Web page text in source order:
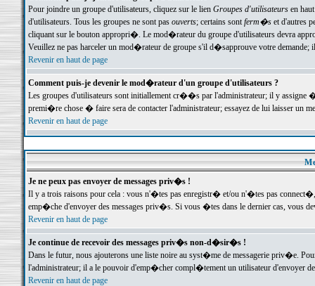
Pour joindre un groupe d'utilisateurs, cliquez sur le lien Groupes d'utilisateursen haut
d'utilisateurs. Tous les groupes ne sont pas ouverts; certains sontferm�set d'autres
cliquant sur le bouton appropri�. Le mod�rateur du groupe d'utilisateurs devra
Veuillez ne pas harceler un mod�rateur de groupe s'il d�sapprouve votre demande;
Revenir en haut de page
Comment puis-je devenir le mod�rateur d'un groupe d'utilisateurs ?
Les groupes d'utilisateurs sont initiallement cr��s par l'administrateur; il y
premi�re chose � faire sera de contacter l'administrateur; essayez de lui laisser un
Revenir en haut de page
Je ne peux pas envoyer de messages priv�s !
Il y a trois raisons pour cela : vous n'�tes pas enregistr� et/ou n'�tes pas
emp�che d'envoyer des messages priv�s. Si vous �tes dans le dernier cas, vous
Revenir en haut de page
Je continue de recevoir des messages priv�s non-d�sir�s !
Dans le futur, nous ajouterons une liste noire au syst�me de messagerie priv�e.
l'administrateur; il a le pouvoir d'emp�cher compl�tement un utilisateur d'envoyer
Revenir en haut de page